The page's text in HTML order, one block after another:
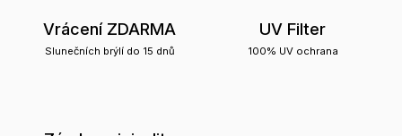
Vrácení ZDARMA
Slunečních brýlí do 15 dnů
UV Filter
100% UV ochrana